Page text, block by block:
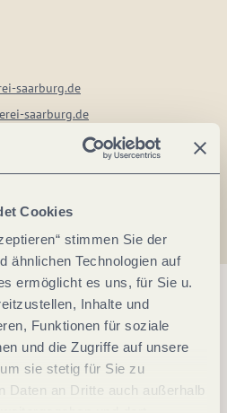
Cookies
stimmen Sie der
ähnlichen Technologien auf
ermöglicht es uns, für Sie u.
Inhalte und
Funktionen für soziale
und die Zugriffe auf unsere
sie stetig für Sie zu
Daten an Dritte auch außerhalb
saarburg.de
saarburg.de